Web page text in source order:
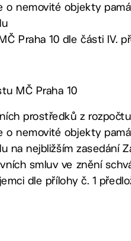
o nemovité objekty
Praha 10 dle části IV.
MČ Praha 10
prostředků z
o nemovité objekty
na nejbližším zasedání
smluv ve znění
dle přílohy č. 1